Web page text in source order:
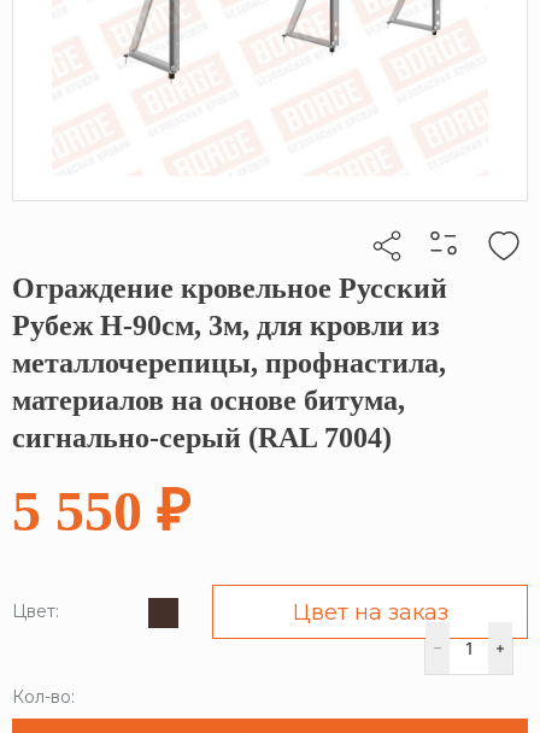
Кликните, чтобы скопировать прямую ссылку
Ограждение кровельное Русский
Рубеж H-90см, 3м, для кровли из
металлочерепицы, профнастила,
материалов на основе битума,
сигнально-серый (RAL 7004)
5 550 ₽
Цвет: Цвет на заказ
Кол-во: